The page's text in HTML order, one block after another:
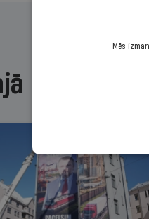
žurnālā
Mēs